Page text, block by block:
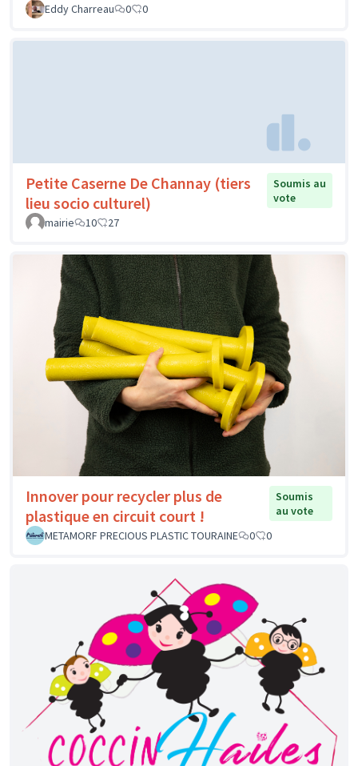
Eddy Charreau
0 0
Petite Caserne De Channay (tiers
lieu socio culturel)
Soumis au
vote
mairie
10 27
Innover pour recycler plus de
plastique en circuit court !
Soumis
au vote
METAMORF PRECIOUS PLASTIC TOURAINE
0 0